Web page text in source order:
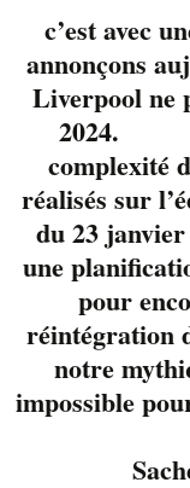
Yannick
musicien
ne cesse de
c’est avec
annonçons
Liverpool ne
2024.
complexité
réalisés sur
du 23
une
pour
réintégration
notre
Sachez